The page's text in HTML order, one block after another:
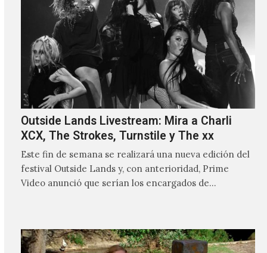
Outside Lands Livestream: Mira a Charli
XCX, The Strokes, Turnstile y The xx
Este fin de semana se realizará una nueva edición del
festival Outside Lands y, con anterioridad, Prime
Video anunció que serían los encargados de